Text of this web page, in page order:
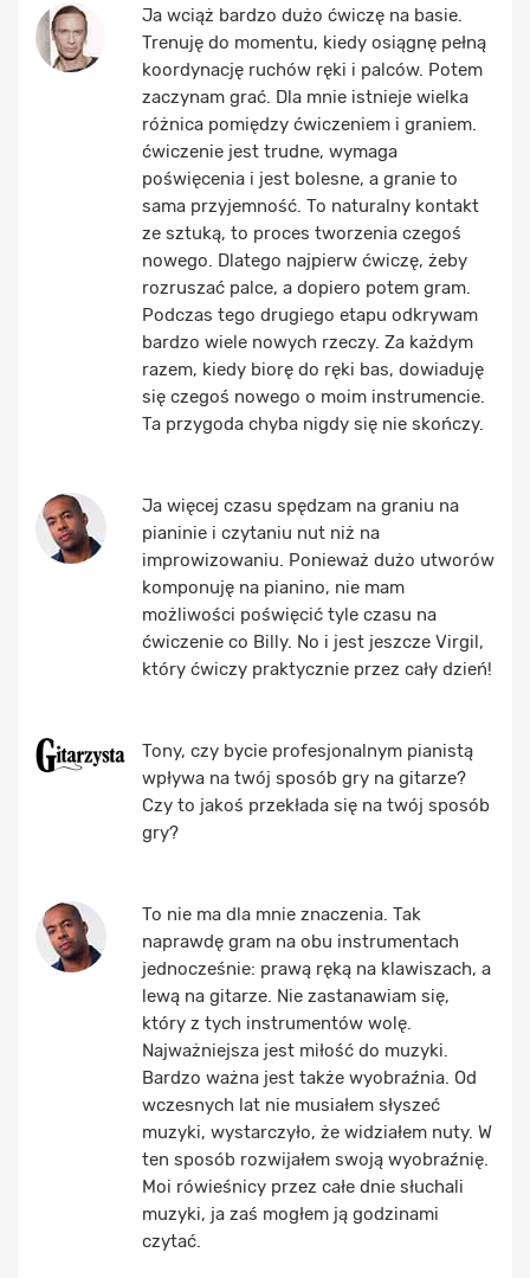
Ja wciąż bardzo dużo ćwiczę na basie.
Trenuję do momentu, kiedy osiągnę pełną
koordynację ruchów ręki i palców. Potem
zaczynam grać. Dla mnie istnieje wielka
różnica pomiędzy ćwiczeniem i graniem.
ćwiczenie jest trudne, wymaga
poświęcenia i jest bolesne, a granie to
sama przyjemność. To naturalny kontakt
ze sztuką, to proces tworzenia czegoś
nowego. Dlatego najpierw ćwiczę, żeby
rozruszać palce, a dopiero potem gram.
Podczas tego drugiego etapu odkrywam
bardzo wiele nowych rzeczy. Za każdym
razem, kiedy biorę do ręki bas, dowiaduję
się czegoś nowego o moim instrumencie.
Ta przygoda chyba nigdy się nie skończy.
Ja więcej czasu spędzam na graniu na
pianinie i czytaniu nut niż na
improwizowaniu. Ponieważ dużo utworów
komponuję na pianino, nie mam
możliwości poświęcić tyle czasu na
ćwiczenie co Billy. No i jest jeszcze Virgil,
który ćwiczy praktycznie przez cały dzień!
Tony, czy bycie profesjonalnym pianistą
wpływa na twój sposób gry na gitarze?
Czy to jakoś przekłada się na twój sposób
gry?
To nie ma dla mnie znaczenia. Tak
naprawdę gram na obu instrumentach
jednocześnie: prawą ręką na klawiszach, a
lewą na gitarze. Nie zastanawiam się,
który z tych instrumentów wolę.
Najważniejsza jest miłość do muzyki.
Bardzo ważna jest także wyobraźnia. Od
wczesnych lat nie musiałem słyszeć
muzyki, wystarczyło, że widziałem nuty. W
ten sposób rozwijałem swoją wyobraźnię.
Moi rówieśnicy przez całe dnie słuchali
muzyki, ja zaś mogłem ją godzinami
czytać.